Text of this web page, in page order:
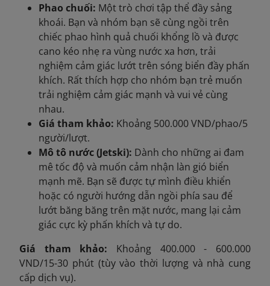
Phao chuối: Một trò chơi tập thể đầy sảng
khoái. Bạn và nhóm bạn sẽ cùng ngồi trên
chiếc phao hình quả chuối khổng lồ và được
cano kéo nhẹ ra vùng nước xa hơn, trải
nghiệm cảm giác lướt trên sóng biển đầy phấn
khích. Rất thích hợp cho nhóm bạn trẻ muốn
trải nghiệm cảm giác mạnh và vui vẻ cùng
nhau.
Giá tham khảo: Khoảng 500.000 VND/phao/5
người/lượt.
Mô tô nước (Jetski): Dành cho những ai đam
mê tốc độ và muốn cảm nhận làn gió biển
mạnh mẽ. Bạn sẽ được tự mình điều khiển
hoặc có người hướng dẫn ngồi phía sau để
lướt băng băng trên mặt nước, mang lại cảm
giác cực kỳ phấn khích và tự do.
Giá tham khảo: Khoảng 400.000 - 600.000
VND/15-30 phút (tùy vào thời lượng và nhà cung
cấp dịch vụ).